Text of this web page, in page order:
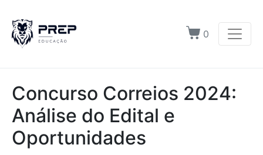
0
Concurso Correios 2024:
Análise do Edital e
Oportunidades